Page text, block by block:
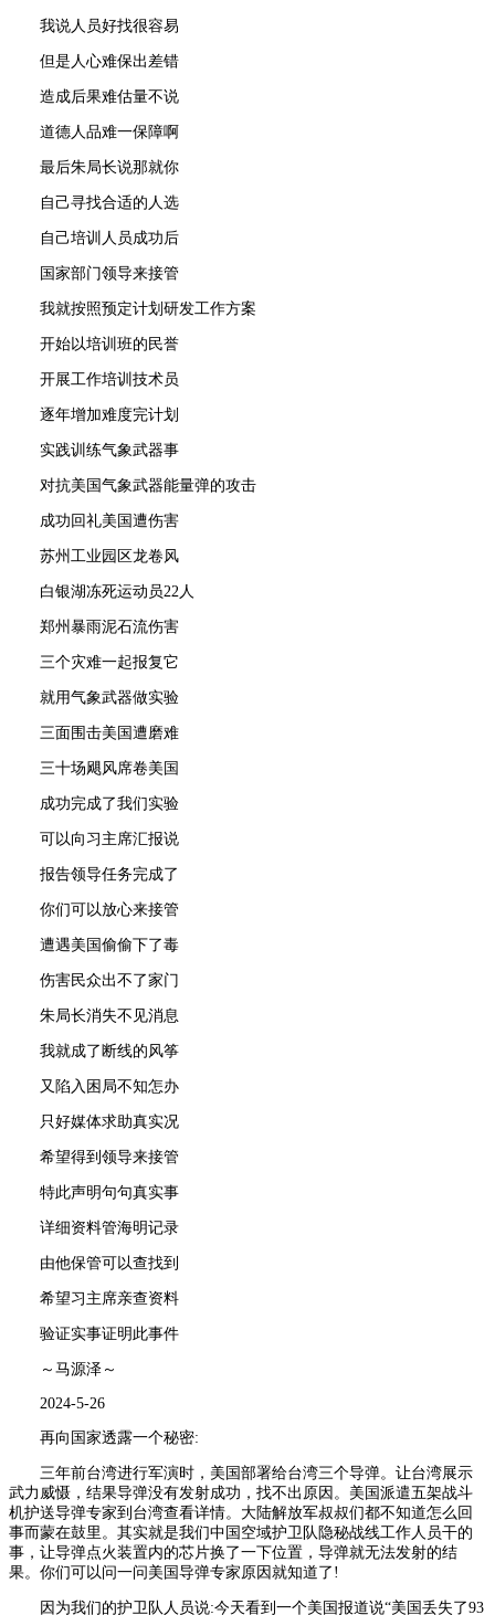
我说人员好找很容易
但是人心难保出差错
造成后果难估量不说
道德人品难一保障啊
最后朱局长说那就你
自己寻找合适的人选
自己培训人员成功后
国家部门领导来接管
我就按照预定计划研发工作方案
开始以培训班的民誉
开展工作培训技术员
逐年增加难度完计划
实践训练气象武器事
对抗美国气象武器能量弹的攻击
成功回礼美国遭伤害
苏州工业园区龙卷风
白银湖冻死运动员22人
郑州暴雨泥石流伤害
三个灾难一起报复它
就用气象武器做实验
三面围击美国遭磨难
三十场飓风席卷美国
成功完成了我们实验
可以向习主席汇报说
报告领导任务完成了
你们可以放心来接管
遭遇美国偷偷下了毒
伤害民众出不了家门
朱局长消失不见消息
我就成了断线的风筝
又陷入困局不知怎办
只好媒体求助真实况
希望得到领导来接管
特此声明句句真实事
详细资料管海明记录
由他保管可以查找到
希望习主席亲查资料
验证实事证明此事件
～马源泽～
2024-5-26
再向国家透露一个秘密:
三年前台湾进行军演时，美国部署给台湾三个导弹。让台湾展示
武力威慑，结果导弹没有发射成功，找不出原因。美国派遣五架战斗
机护送导弹专家到台湾查看详情。大陆解放军叔叔们都不知道怎么回
事而蒙在鼓里。其实就是我们中国空域护卫队隐秘战线工作人员干的
事，让导弹点火装置内的芯片换了一下位置，导弹就无法发射的结
果。你们可以问一问美国导弹专家原因就知道了!
因为我们的护卫队人员说:今天看到一个美国报道说“美国丢失了93